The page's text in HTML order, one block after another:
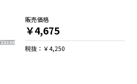
販売価格
￥4,675
税抜：￥4,250